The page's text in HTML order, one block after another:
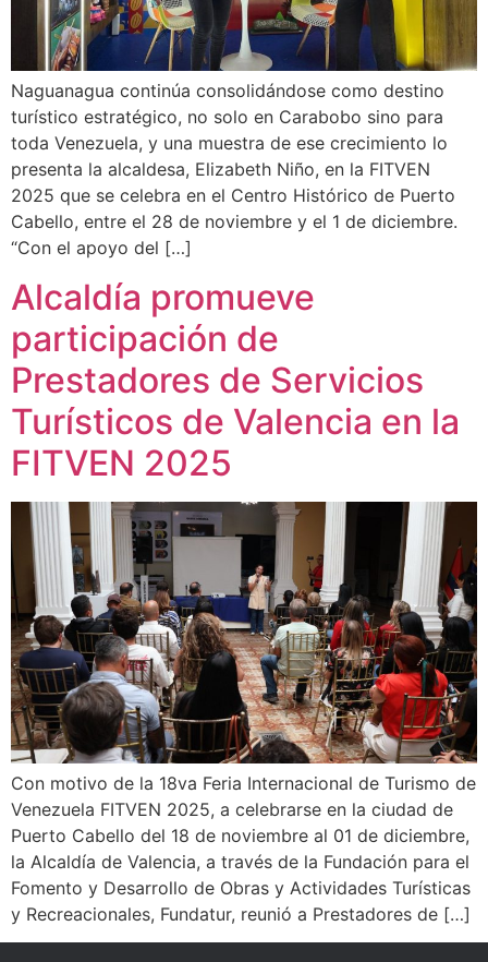
Naguanagua continúa consolidándose como destino
turístico estratégico, no solo en Carabobo sino para
toda Venezuela, y una muestra de ese crecimiento lo
presenta la alcaldesa, Elizabeth Niño, en la FITVEN
2025 que se celebra en el Centro Histórico de Puerto
Cabello, entre el 28 de noviembre y el 1 de diciembre.
“Con el apoyo del […]
Alcaldía promueve
participación de
Prestadores de Servicios
Turísticos de Valencia en la
FITVEN 2025
Con motivo de la 18va Feria Internacional de Turismo de
Venezuela FITVEN 2025, a celebrarse en la ciudad de
Puerto Cabello del 18 de noviembre al 01 de diciembre,
la Alcaldía de Valencia, a través de la Fundación para el
Fomento y Desarrollo de Obras y Actividades Turísticas
y Recreacionales, Fundatur, reunió a Prestadores de […]